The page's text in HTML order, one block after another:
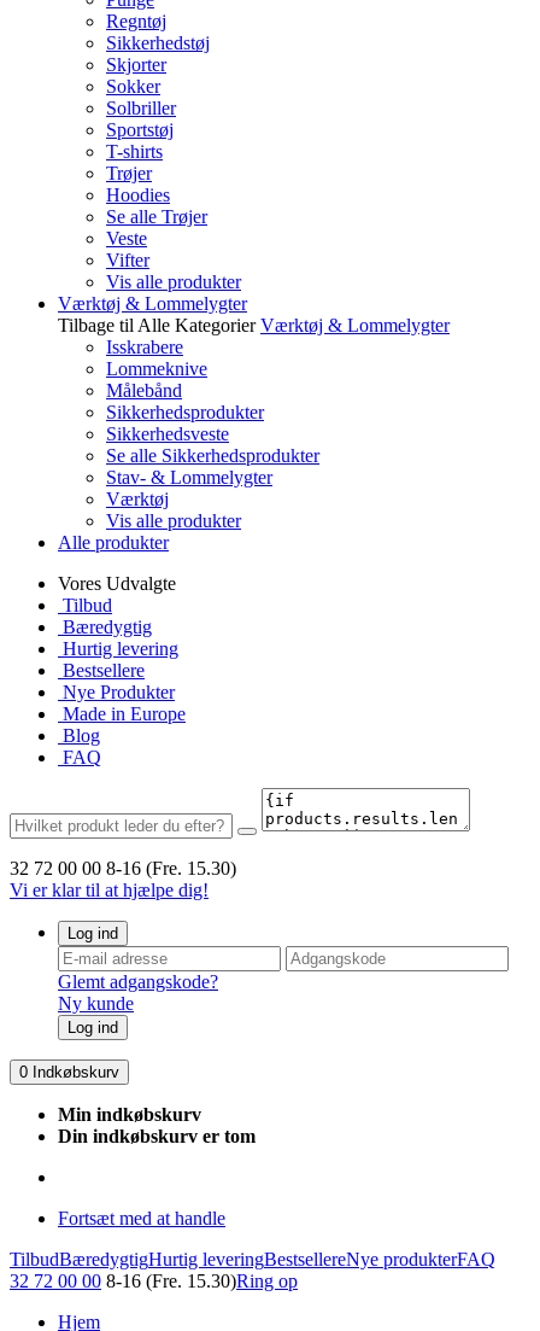
Regntøj
Sikkerhedstøj
Skjorter
Sokker
Solbriller
Sportstøj
T-shirts
Trøjer
Hoodies
Se alle Trøjer
Veste
Vifter
Vis alle produkter
Værktøj & Lommelygter
Tilbage til Alle Kategorier Værktøj & Lommelygter
Isskrabere
Lommeknive
Målebånd
Sikkerhedsprodukter
Sikkerhedsveste
Se alle Sikkerhedsprodukter
Stav- & Lommelygter
Værktøj
Vis alle produkter
Alle produkter
Vores Udvalgte
Tilbud
Bæredygtig
Hurtig levering
Bestsellere
Nye Produkter
Made in Europe
Blog
FAQ
32 72 00 00 8-16 (Fre. 15.30)
Vi er klar til at hjælpe dig!
Log ind
Glemt adgangskode?
Ny kunde
Log ind
0 Indkøbskurv
Min indkøbskurv
Din indkøbskurv er tom
Fortsæt med at handle
TilbudBæredygtigHurtig leveringBestsellereNye produkterFAQ
32 72 00 00 8-16 (Fre. 15.30)Ring op
Hjem